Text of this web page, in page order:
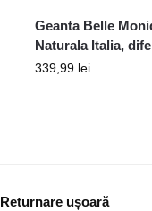
Geanta Belle
Naturala Italia,
339,99 lei
Returnare ușoară